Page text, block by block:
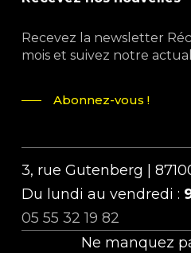
Recevez la newsletter
mois et suivez notre
Abonnez-vous !
3, rue Gutenberg |
Du lundi au vendredi :
05 55 32 19 82
Ne manquez